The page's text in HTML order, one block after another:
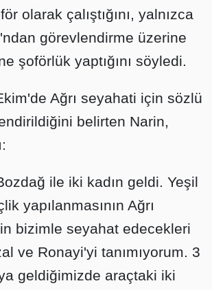
olarak çalıştığını, yalnızca
görevlendirme üzerine
şoförlük yaptığını söyledi.
Ağrı seyahati için sözlü
belirten Narin,
ile iki kadın geldi. Yeşil
yapılanmasının Ağrı
bizimle seyahat edecekleri
ve Ronayi'yi tanımıyorum. 3
geldiğimizde araçtaki iki